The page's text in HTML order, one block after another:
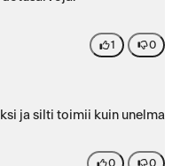
1 0
ja silti toimii kuin unelma
0 0